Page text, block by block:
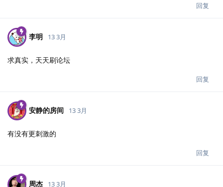
回复
李明 13 3月
求真实，天天刷论坛
回复
安静的房间 13 3月
有没有更刺激的
回复
周杰 13 3月